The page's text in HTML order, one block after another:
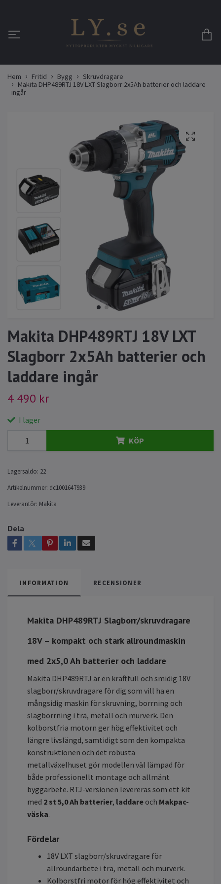
Hem Fritid Bygg
Skruvdragare
Makita DHP489RTJ 18V LXT Slagborr 2x5Ah batterier och laddare
ingår
Makita DHP489RTJ 18V LXT
Slagborr 2x5Ah batterier och
laddare ingår
4 490 kr
I lager
KÖP
Lagersaldo: 22
Artikelnummer: dc1001647939
Leverantör: Makita
Dela
INFORMATION RECENSIONER
Makita DHP489RTJ Slagborr/skruvdragare
18V – kompakt och stark allroundmaskin
med 2x5,0 Ah batterier och laddare
Makita DHP489RTJ är en kraftfull och smidig 18V
slagborr/skruvdragare för dig som vill ha en
mångsidig maskin för skruvning, borrning och
slagborrning i trä, metall och murverk. Den
kolborstfria motorn ger hög effektivitet och
längre livslängd, samtidigt som den kompakta
konstruktionen och det robusta
metallväxelhuset gör modellen väl lämpad för
både professionellt montage och allmänt
byggarbete. RTJ-versionen levereras som ett kit
med 2 st 5,0 Ah batterier, laddare och Makpac-
väska.
Fördelar
18V LXT slagborr/skruvdragare för
allroundarbete i trä, metall och murverk.
Kolborstfri motor för hög effektivitet och